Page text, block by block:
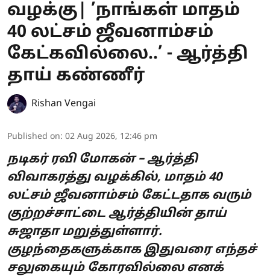
வழக்கு| ’நாங்கள் மாதம்
40 லட்சம் ஜீவனாம்சம்
கேட்கவில்லை..’ - ஆர்த்தி
தாய் கண்ணீர்
Rishan Vengai
Published on: 02 Aug 2026, 12:46 pm
நடிகர் ரவி மோகன் – ஆர்த்தி
விவாகரத்து வழக்கில், மாதம் 40
லட்சம் ஜீவனாம்சம் கேட்டதாக வரும்
குற்றச்சாட்டை ஆர்த்தியின் தாய்
சுஜாதா மறுத்துள்ளார்.
குழந்தைகளுக்காக இதுவரை எந்தச்
சலுகையும் கோரவில்லை எனக்